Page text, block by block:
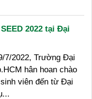
2022 tại Đại
7/2022, Trường Đại
hân hoan chào
viên đến từ Đại